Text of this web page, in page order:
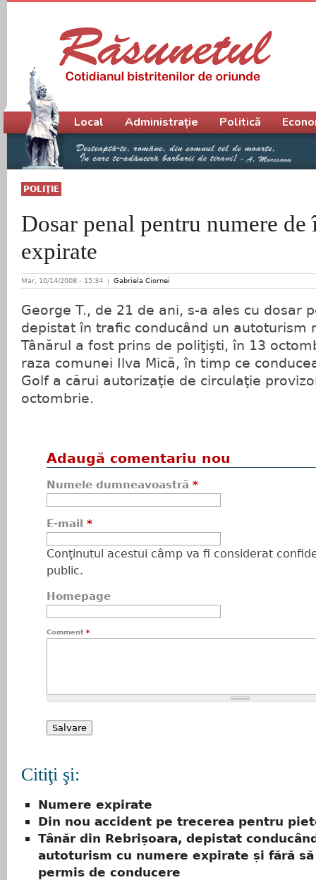
POLIŢIE
Dosar penal pentru numere
expirate
Mar, 10/14/2008 - 15:34 Gabriela Ciornei
George T., de 21 de ani, s-a ales cu dosar
depistat în trafic conducând un autoturism
Tânărul a fost prins de poliţişti, în 13
raza comunei Ilva Mică, în timp ce
Golf a cărui autorizaţie de circulaţie
octombrie.
Adaugă comentariu nou
Numele dumneavoastră *
E-mail *
Conţinutul acestui câmp va fi considerat
public.
Homepage
Comment *
Citiţi şi:
Numere expirate
Din nou accident pe trecerea pentru
Tânăr din Rebrișoara, depistat
autoturism cu numere expirate și fără
permis de conducere
Meniu principal
Local Administrație Politică